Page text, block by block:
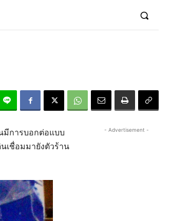
มีการบอกต่อแบบ
เชื่อมมายังตัวร้าน
- Advertisement -